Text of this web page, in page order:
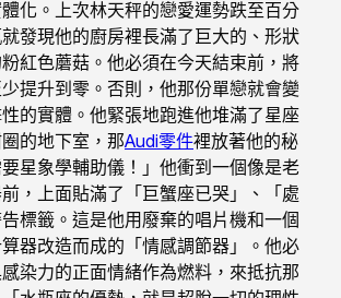
化。上次林天秤的戀愛運勢跌至百分
發現他的廚房裡長滿了巨大的、形狀
紅色蘑菇。他必須在今天結束前，將
提升到零。否則，他那份單戀就會變
的實體。他緊張地跑進他堆滿了星座
的地下室，那Audi零件裡放著他的秘
星象學輔助儀！」他衝到一個像是老
，上面貼滿了「巨蟹座已哭」、「處
標籤。這是他用廢棄的唱片機和一個
器改造而成的「情感調節器」。他必
染力的正面情緒作為燃料，來抵抗那